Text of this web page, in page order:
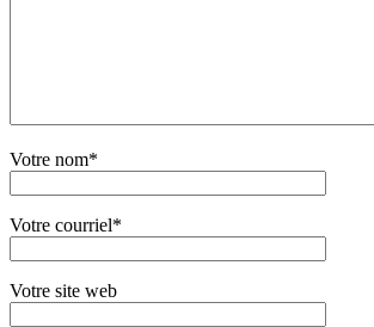
Votre nom*
Votre courriel*
Votre site web